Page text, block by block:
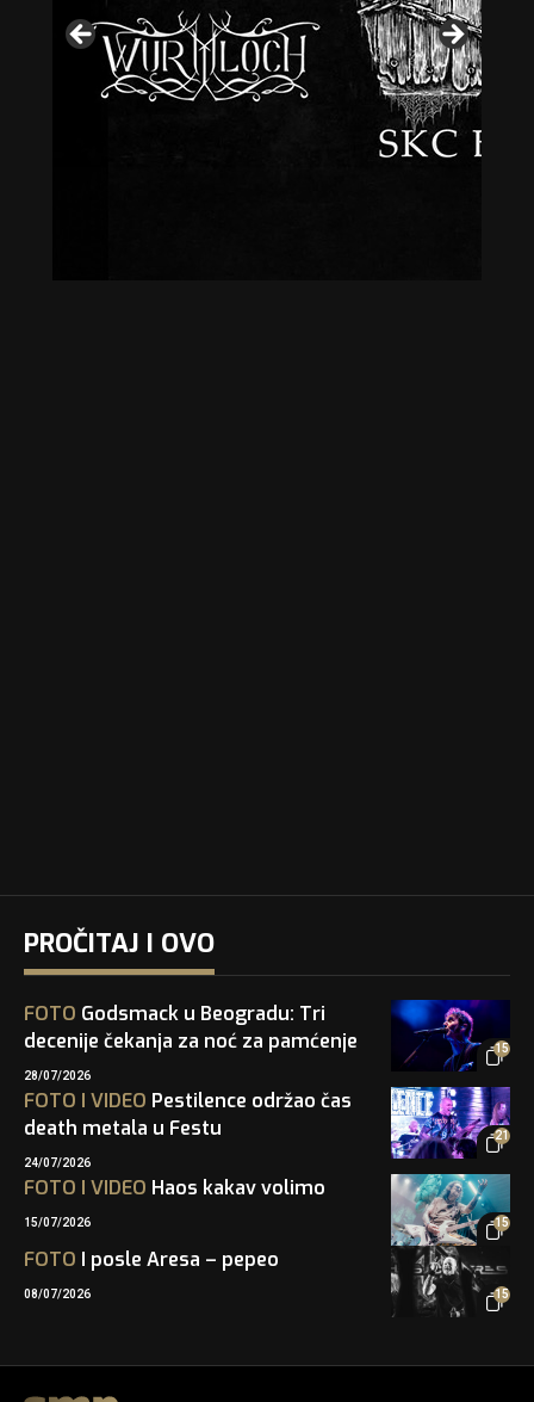
PROČITAJ I OVO
15
FOTO Godsmack u Beogradu: Tri
decenije čekanja za noć za pamćenje
28/07/2026
21
FOTO I VIDEO Pestilence održao čas
death metala u Festu
24/07/2026
15
FOTO I VIDEO Haos kakav volimo
15/07/2026
15
FOTO I posle Aresa – pepeo
08/07/2026